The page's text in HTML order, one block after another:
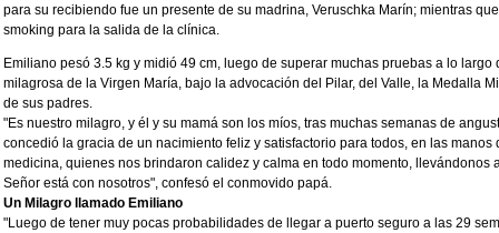
para su recibiendo fue un presente de su madrina, Veruschka Marín; mientras
smoking para la salida de la clínica.
Emiliano pesó 3.5 kg y midió 49 cm, luego de superar muchas pruebas a lo
milagrosa de la Virgen María, bajo la advocación del Pilar, del Valle, la Medalla
de sus padres.
"Es nuestro milagro, y él y su mamá son los míos, tras muchas semanas de
concedió la gracia de un nacimiento feliz y satisfactorio para todos, en las
medicina, quienes nos brindaron calidez y calma en todo momento, llevándonos
Señor está con nosotros", confesó el conmovido papá.
Un Milagro llamado Emiliano
"Luego de tener muy pocas probabilidades de llegar a puerto seguro a las 29